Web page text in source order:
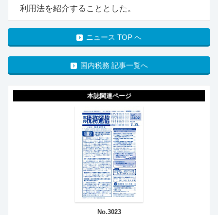
利用法を紹介することとした。
ニュース TOP へ
国内税務 記事一覧へ
本誌関連ページ
No.3023